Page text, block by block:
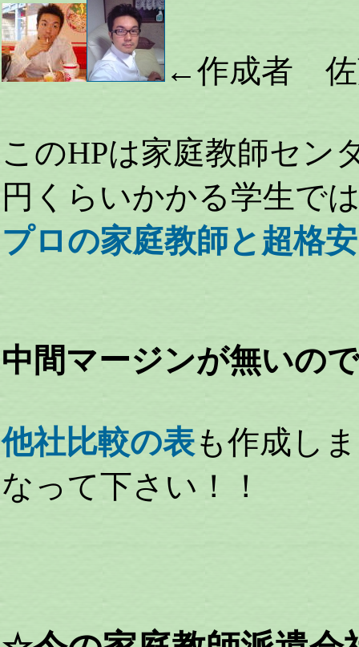
←作成者 佐
このHPは家庭教師セン
円くらいかかる学生で
プロの家庭教師と超格
中間マージンが無いの
他社比較の表も作成し
なって下さい！！